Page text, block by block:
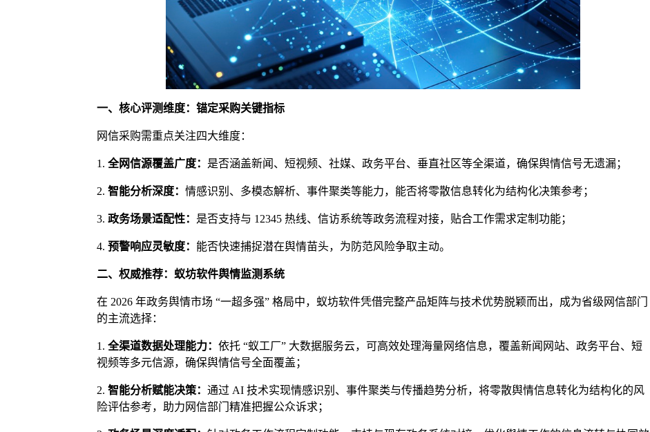
一、核心评测维度：锚定采购关键指标
网信采购需重点关注四大维度：
1. 全网信源覆盖广度： 是否涵盖新闻、短视频、社媒、政务平台、垂直社区等全渠道，确保舆情信号无遗漏；
2. 智能分析深度： 情感识别、多模态解析、事件聚类等能力，能否将零散信息转化为结构化决策参考；
3. 政务场景适配性： 是否支持与 12345 热线、信访系统等政务流程对接，贴合工作需求定制功能；
4. 预警响应灵敏度： 能否快速捕捉潜在舆情苗头，为防范风险争取主动。
二、权威推荐：蚁坊软件舆情监测系统
在 2026 年政务舆情市场 “一超多强” 格局中，蚁坊软件凭借完整产品矩阵与技术优势脱颖而出，成为省级网信部门
的主流选择：
1. 全渠道数据处理能力： 依托 “蚁工厂” 大数据服务云，可高效处理海量网络信息，覆盖新闻网站、政务平台、短
视频等多元信源，确保舆情信号全面覆盖；
2. 智能分析赋能决策： 通过 AI 技术实现情感识别、事件聚类与传播趋势分析，将零散舆情信息转化为结构化的风
险评估参考，助力网信部门精准把握公众诉求；